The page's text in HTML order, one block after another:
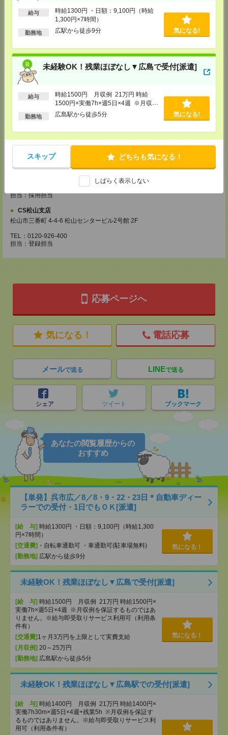
給与
時給1300円 ・日額：9,100円（時給
1,300円×7時間）
勤務地 広駅から徒歩9分 気になる!
未経験OK！残業ほぼなし▼広島で受付[派遣]
給与
時給1500円 月収例 21万円 時給
1500円×実働7h×週5日×4週 ※月収例
を保証するものではありません。※給
勤務地 広島駅から徒歩5分 気になる!
スキップ どちらも気になる！
しばらく表示しない
【電話登録】30分程度
・お仕事のご紹介など
【来社登録】約1.5～2時間＊経験・ご希望による
・ガイダンス
・経験や希望をインタビュー
・お仕事のご紹介
広島県広島市中区袋町 3-17 シシンヨービル 11F
TEL：0120-921-943
担当：採用担当
CS高松支店
〒760-0027 香川県高松市紺屋町9-6 高松大同生命ビル7
担当：採用担当
CS松山支店
松山市三番町 4-4-6 松山センタービル2号館 2F
TEL：0120-926-400
担当：登録担当
応募ページへ
気になる！ 電話応募
メールで送る LINEで送る
シェア ツイート ブックマーク
あなたの閲覧履歴からの
おすすめ
【単発】呉市広／8／8・9・22・23日＊自動車ディー
ラーでの受付・1日でもＯＫ[派遣]
[給 与] 時給1300円 ・日額：9,100円（時給1,300
円×7時間）
[交通費] ・自転車通勤可 ・車通勤可(駐車場無料)
[勤務地] 広駅から徒歩9分
気になる！
未経験OK！残業ほぼなし▼広島で受付[派遣]
[給 与] 時給1500円 月収例 21万円 時給1500円×
実働7h×週5日×4週 ※月収例を保証するものではあ
りません。※給与即受取りサービス利用可（利用条
件有）
[交通費] 1ヶ月3万円を上限として実費支給
[月収例] 20～25万円
[勤務地] 広島駅から徒歩5分
気になる！
未経験OK！残業ほぼなし▼広島駅での受付[派遣]
[給 与] 時給1400円 月収例 21万円 時給1400円×
実働7h30m×週5日×4週+残業5h ※月収例を保証す
るものではありません。※給与即受取りサービス利
用可（利用条件有）